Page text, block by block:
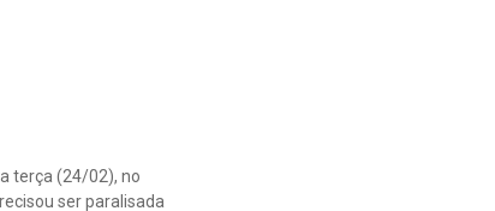
terça (24/02), no
ser paralisada